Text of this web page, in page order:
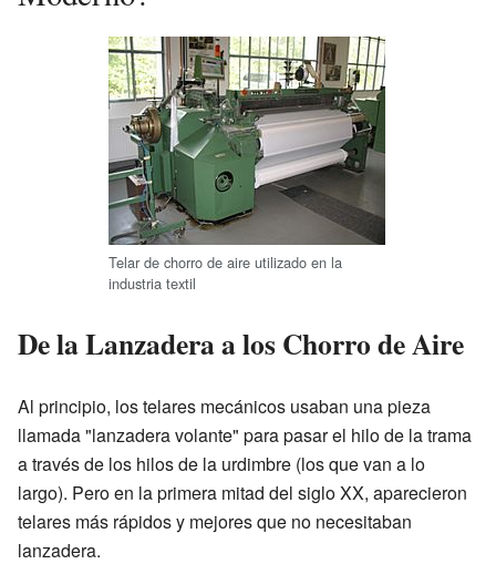
Telar de chorro de aire utilizado en la
industria textil
De la Lanzadera a los Chorro de Aire
Al principio, los telares mecánicos usaban una pieza
llamada "lanzadera volante" para pasar el hilo de la trama
a través de los hilos de la urdimbre (los que van a lo
largo). Pero en la primera mitad del siglo XX, aparecieron
telares más rápidos y mejores que no necesitaban
lanzadera.